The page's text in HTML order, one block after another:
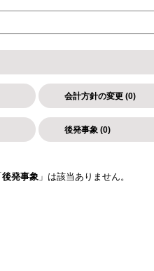
会計方針の変更 (0)
後発事象 (0)
後発事象 」は該当ありません。